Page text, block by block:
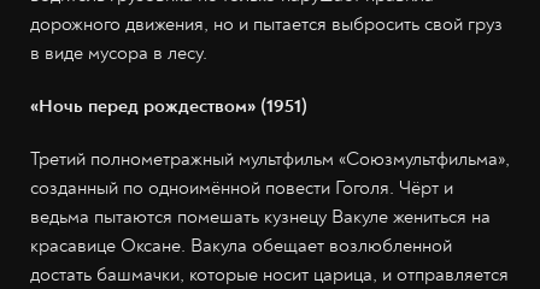
дорожного движения, но и пытается выбросить свой груз
в виде мусора в лесу.
«Ночь перед рождеством» (1951)
Третий полнометражный мультфильм «Союзмультфильма»,
созданный по одноимённой повести Гоголя. Чёрт и
ведьма пытаются помешать кузнецу Вакуле жениться на
красавице Оксане. Вакула обещает возлюбленной
достать башмачки, которые носит царица, и отправляется